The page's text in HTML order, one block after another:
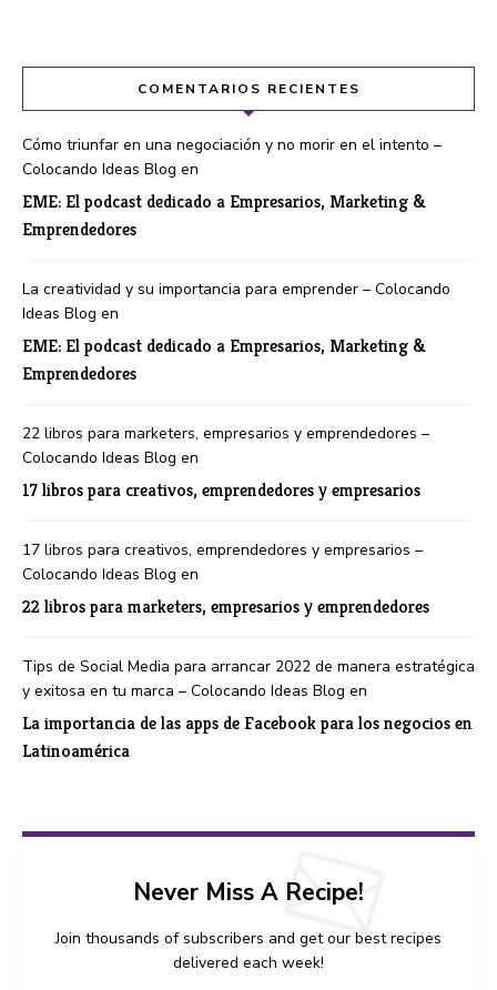
COMENTARIOS RECIENTES
Cómo triunfar en una negociación y no morir en el intento –
Colocando Ideas Blog en
EME: El podcast dedicado a Empresarios, Marketing &
Emprendedores
La creatividad y su importancia para emprender – Colocando
Ideas Blog en
EME: El podcast dedicado a Empresarios, Marketing &
Emprendedores
22 libros para marketers, empresarios y emprendedores –
Colocando Ideas Blog en
17 libros para creativos, emprendedores y empresarios
17 libros para creativos, emprendedores y empresarios –
Colocando Ideas Blog en
22 libros para marketers, empresarios y emprendedores
Tips de Social Media para arrancar 2022 de manera estratégica
y exitosa en tu marca – Colocando Ideas Blog en
La importancia de las apps de Facebook para los negocios en
Latinoamérica
Never Miss A Recipe!
Join thousands of subscribers and get our best recipes
delivered each week!